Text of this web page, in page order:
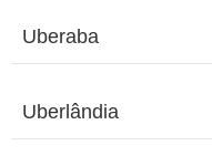
Uberaba
Uberlândia